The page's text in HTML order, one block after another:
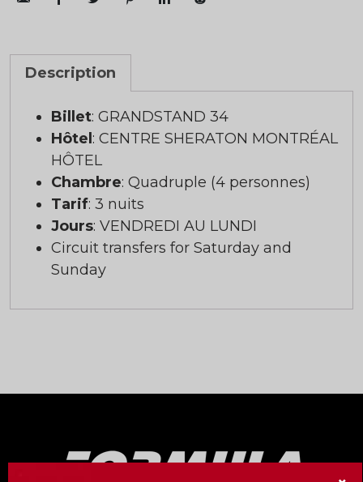
Description
Billet: GRANDSTAND 34
Hôtel : CENTRE SHERATON MONTRÉAL
HÔTEL
Chambre: Quadruple (4 personnes)
Tarif: 3 nuits
Jours: VENDREDI AU LUNDI
Circuit transfers for Saturday and
Sunday